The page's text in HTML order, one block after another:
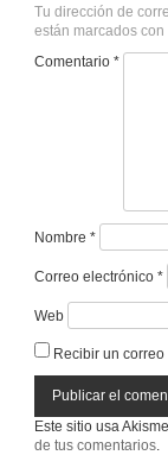
Tu dirección de
están marcados con
Comentario *
Nombre *
Correo electrónico *
Web
Recibir un
Este sitio usa
de tus comentarios.